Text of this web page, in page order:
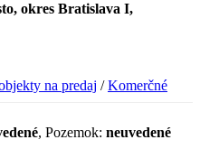
okres Bratislava I,
na predaj /Komerčné
, Pozemok: neuvedené